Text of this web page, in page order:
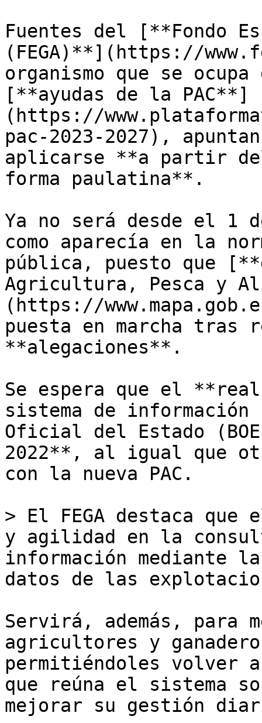
Fuentes del [**Fondo
(FEGA)**](https://
organismo que se
[**ayudas de la PAC**]
(https://
pac-2023-2027),
aplicarse **a partir
forma paulatina**.
Ya no será desde el 1
como aparecía en la
pública, puesto que
Agricultura, Pesca y
(https://
puesta en marcha
**alegaciones**.
Se espera que el
sistema de
Oficial del Estado
2022**, al igual que
con la nueva PAC.
> El FEGA destaca que
y agilidad en la
información mediante
datos de las
Servirá, además,
agricultores y
permitiéndoles volver
que reúna el sistema
mejorar su gestión